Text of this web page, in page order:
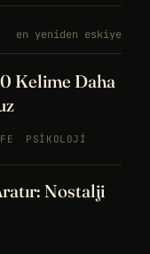
en yeniden eskiye
Kelime Daha
PSIKOLOJI
Nostalji